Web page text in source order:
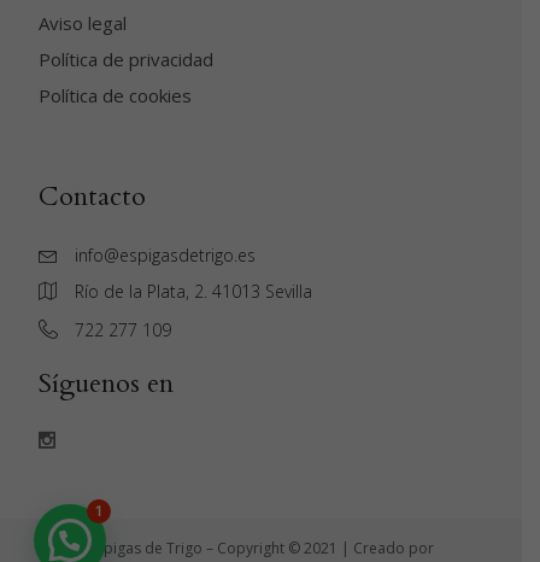
Aviso legal
Política de privacidad
Política de cookies
Contacto
info@espigasdetrigo.es
Río de la Plata, 2. 41013 Sevilla
‭722 277 109‬
Síguenos en
Espigas de Trigo – Copyright © 2021 | Creado por
1